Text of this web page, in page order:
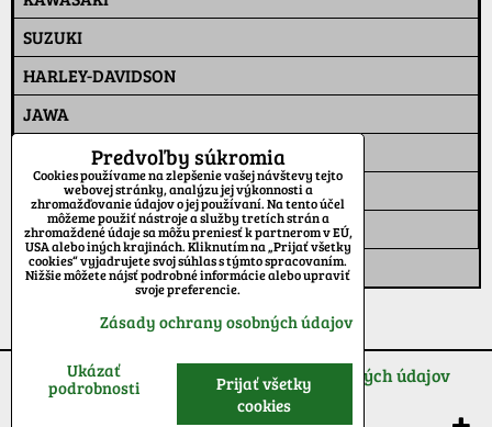
SUZUKI
HARLEY-DAVIDSON
JAWA
HUSQVARNA
YAMAHA
JAWA RIDER
TEPLÁKOVÁ SÚPRAVA
Predvoľby súkromia Zásady ochrany osobných údajov
Predvoľby súkromia
Cookies používame na zlepšenie vašej návštevy tejto
webovej stránky, analýzu jej výkonnosti a
zhromažďovanie údajov o jej používaní. Na tento účel
môžeme použiť nástroje a služby tretích strán a
zhromaždené údaje sa môžu preniesť k partnerom v EÚ,
USA alebo iných krajinách. Kliknutím na „Prijať všetky
cookies“ vyjadrujete svoj súhlas s týmto spracovaním.
Nižšie môžete nájsť podrobné informácie alebo upraviť
svoje preferencie.
Zásady ochrany osobných údajov
Ukázať
podrobnosti
Prijať všetky
cookies